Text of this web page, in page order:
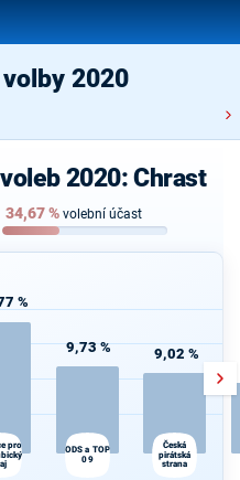
2020
2020: Chrast
34,67% volební účast
%
pro
9,73 %
ODS a TOP
09
9,02 %
Česká
pirátská
strana